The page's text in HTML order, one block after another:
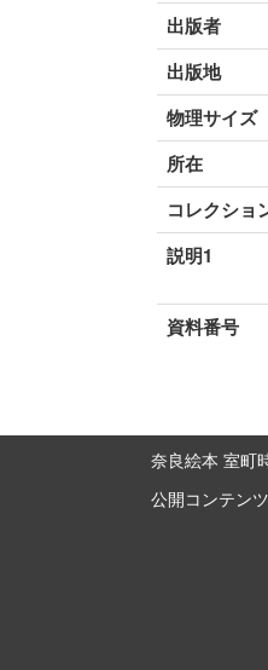
出版者
出版地
物理サイズ
所在
コレクショ
説明1
資料番号
奈良絵本 室町
公開コンテン